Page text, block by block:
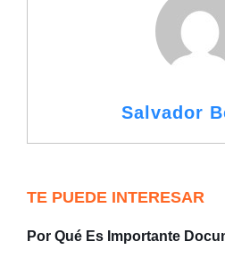
Salvador
TE PUEDE INTERESAR
Por Qué Es Importante